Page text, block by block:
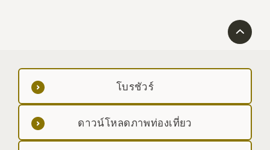
โบรชัวร์
ดาวน์โหลดภาพท่องเที่ยว